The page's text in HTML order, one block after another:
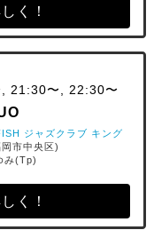
く！
21:30〜, 22:30〜
ジャズクラブ キング
市中央区)
み(Tp)
く！